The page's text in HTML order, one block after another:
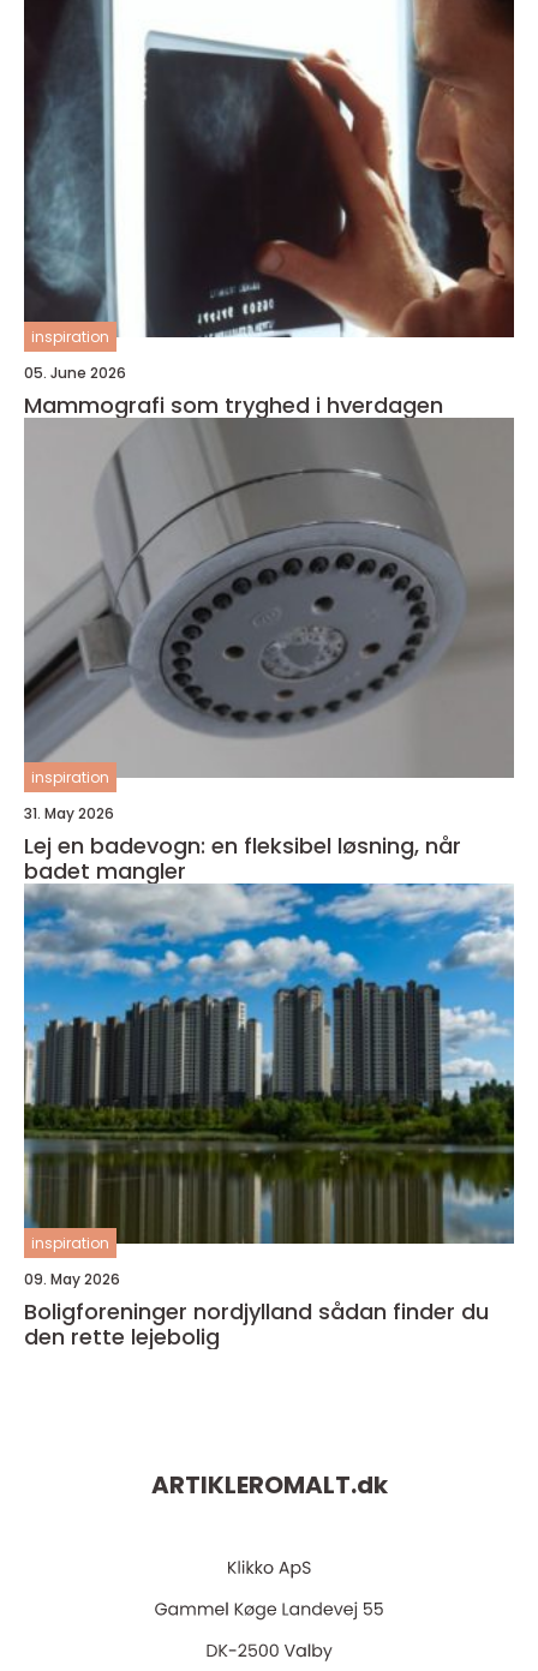
inspiration
05. June 2026
Mammografi som tryghed i hverdagen
inspiration
31. May 2026
Lej en badevogn: en fleksibel løsning, når
badet mangler
inspiration
09. May 2026
Boligforeninger nordjylland sådan finder du
den rette lejebolig
ARTIKLEROMALT.dk